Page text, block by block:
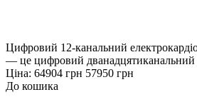
Цифровий 12-канальний
— це цифровий дванадцятиканальний
Ціна: 64904 грн 57950 грн
До кошика